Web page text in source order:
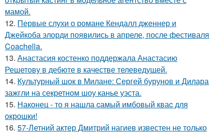
мамой.
12. Первые слухи о романе Кендалл дженнер и
Джейкоба элорди появились в апреле, после фестиваля
Coachella.
13. Анастасия костенко поддержала Анастасию
Решетову в дебюте в качестве телеведущей.
14. Культурный шок в Милане: Сергей бурунов и Дилара
зажгли на секретном шоу канье уэста.
15. Наконец - то я нашла cамый имбовый кваc для
oкрошки!
16. 57-Летний актер Дмитрий нагиев известен не только